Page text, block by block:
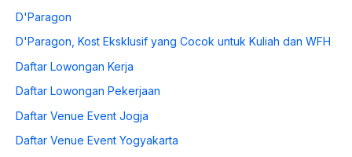
D'Paragon
D'Paragon, Kost Eksklusif yang Cocok untuk Kuliah dan WFH
Daftar Lowongan Kerja
Daftar Lowongan Pekerjaan
Daftar Venue Event Jogja
Daftar Venue Event Yogyakarta